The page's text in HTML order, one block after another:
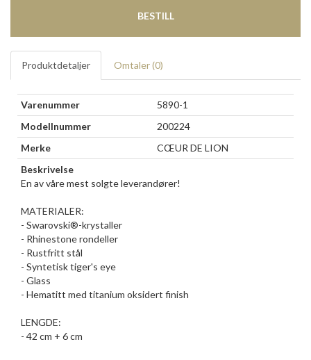
BESTILL
Produktdetaljer Omtaler (0)
Varenummer
5890-1
Modellnummer
200224
Merke
CŒUR DE LION
Beskrivelse
En av våre mest solgte leverandører!
MATERIALER:
- Swarovski®-krystaller
- Rhinestone rondeller
- Rustfritt stål
- Syntetisk tiger's eye
- Glass
- Hematitt med titanium oksidert finish
LENGDE:
- 42 cm + 6 cm